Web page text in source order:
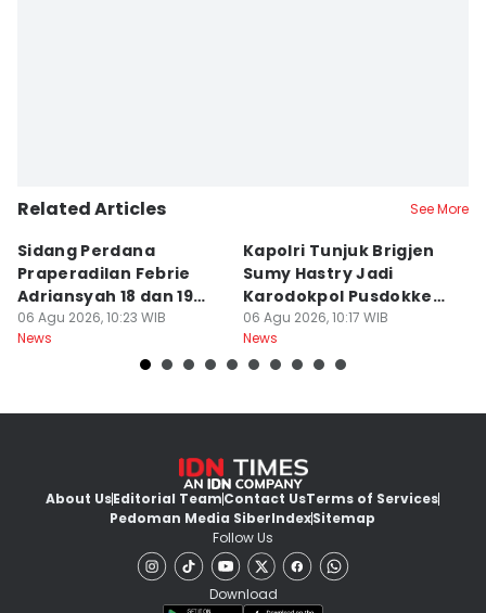
Related Articles See More
Sidang Perdana
Praperadilan Febrie
Adriansyah 18 dan 19
Agustus 2026
06 Agu 2026, 10:23 WIB
News
Kapolri Tunjuk Brigjen
Sumy Hastry Jadi
Karodokpol Pusdokkes
Polri
06 Agu 2026, 10:17 WIB
News
About UsEditorial TeamContact UsTerms of Services
Pedoman Media SiberIndexSitemap
Follow Us
Download